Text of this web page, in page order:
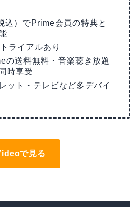
込）でPrime会員の特典と
ライアルあり
の送料無料・音楽聴き放題
時享受
ット・テレビなど多デバイ
で見る